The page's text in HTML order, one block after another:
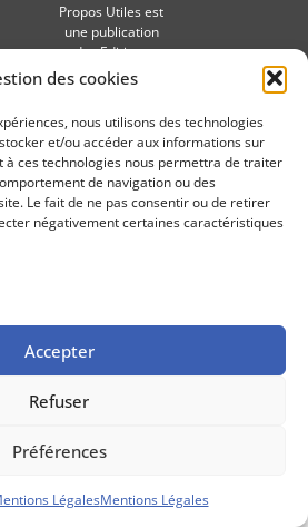
des cookies
nous utilisons des technologies
et/ou accéder aux informations sur
à ces technologies nous permettra de traiter
de navigation ou des
Le fait de ne pas consentir ou de retirer
négativement certaines caractéristiques
Accepter
Refuser
Préférences
LégalesMentions Légales
Propos Utiles est
une publication
des Editions
Marigny
générales de vente